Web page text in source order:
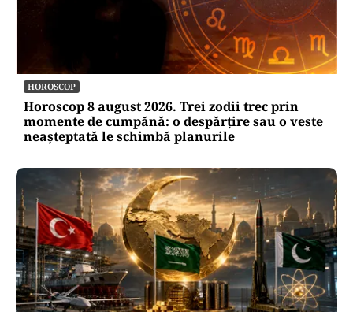
HOROSCOP
Horoscop 8 august 2026. Trei zodii trec prin
momente de cumpănă: o despărțire sau o veste
neașteptată le schimbă planurile